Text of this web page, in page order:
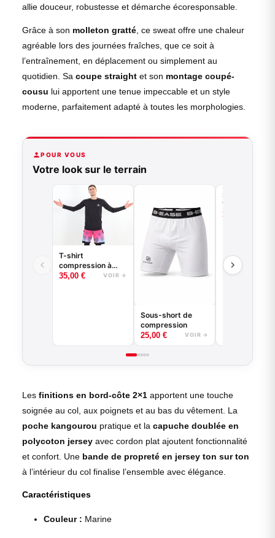
allie douceur, robustesse et démarche écoresponsable.
Grâce à son molleton gratté , ce sweat offre une chaleur
agréable lors des journées fraîches, que ce soit à
l’entraînement, en déplacement ou simplement au
quotidien. Sa coupe straight et son montage coupé-
cousu lui apportent une tenue impeccable et un style
moderne, parfaitement adapté à toutes les morphologies.
POUR VOUS
Votre look sur le terrain
T-shirt
compression à
manches longues
35,00 € VOIR →
Sous-short de
compression
25,00 € VOIR →
Short de
VENICE
35,00
Les finitions en bord-côte 2×1 apportent une touche
soignée au col, aux poignets et au bas du vêtement. La
poche kangourou pratique et la capuche doublée en
polycoton jersey avec cordon plat ajoutent fonctionnalité
et confort. Une bande de propreté en jersey ton sur ton
à l’intérieur du col finalise l’ensemble avec élégance.
Caractéristiques
Couleur : Marine